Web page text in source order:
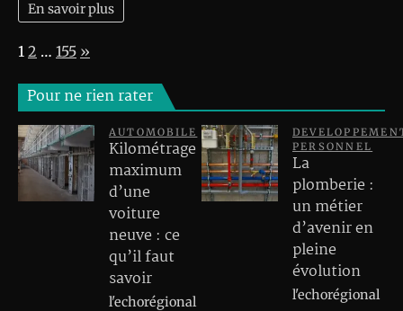
En savoir plus
Page:
1 2 … 155 Next
»
Pour ne rien rater
AUTOMOBILE
Kilométrage
maximum
d’une
voiture
neuve : ce
qu’il faut
savoir
l'echorégional
PERSONNEL
La
plomberie :
un métier
d’avenir en
pleine
évolution
l'echorégional